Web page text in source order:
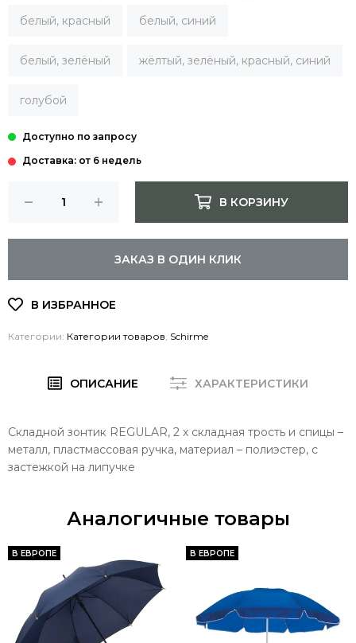
белый, красный белый, синий
белый, зелёный жёлтый, зелёный, красный, синий
голубой
Доставка: от 6 недель
В КОРЗИНУ
ЗАКАЗ В ОДИН КЛИК
Категории: Категории товаров Schirme
ОПИСАНИЕ ХАРАКТЕРИСТИКИ
Складной зонтик REGULAR, 2 x складная трость и спицы –
металл, пластмассовая ручка, материал – полиэстер, с
застежкой на липучке
Аналогичные товары
В ЕВРОПЕ В ЕВРОПЕ